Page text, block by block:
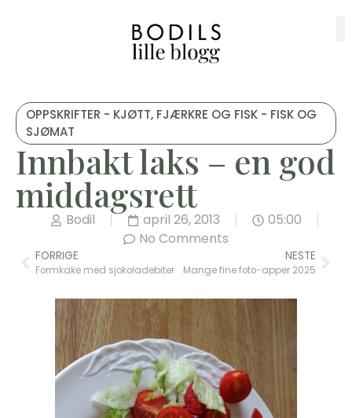
OPPSKRIFTER - KJØTT, FJÆRKRE OG FISK - FISK OG
SJØMAT
Innbakt laks – en god
middagsrett
Bodil april 26, 2013
05:00
No Comments
FORRIGE
Formkake med sjokoladebiter
NESTE
Mange fine foto-apper 2025